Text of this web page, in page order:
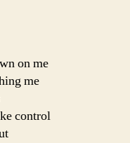
on me
me
control